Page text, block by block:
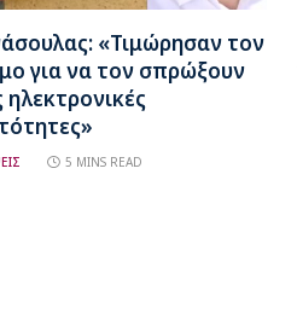
«Τιμώρησαν τον
για να τον σπρώξουν
ηλεκτρονικές
5 MINS READ